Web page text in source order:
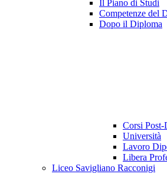
Il Piano di Studi
Competenze del
Dopo il Diploma
Corsi
Università
Lavoro
Libera
Liceo Savigliano Racconigi